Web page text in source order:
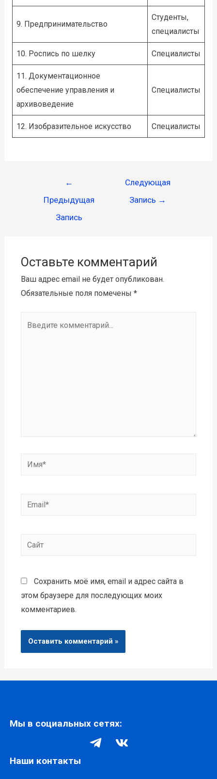
9. Предпринимательство
Студенты,
специалисты
10. Роспись по шелку Специалисты
11. Документационное
обеспечение управления и
архивоведение
Специалисты
12. Изобразительное искусство Специалисты
←
Предыдущая
Запись
Следующая
Запись →
Оставьте комментарий
Ваш адрес email не будет опубликован.
Обязательные поля помечены *
Сохранить моё имя, email и адрес сайта в
этом браузере для последующих моих
комментариев.
Мы в социальных сетях:
Наши контакты